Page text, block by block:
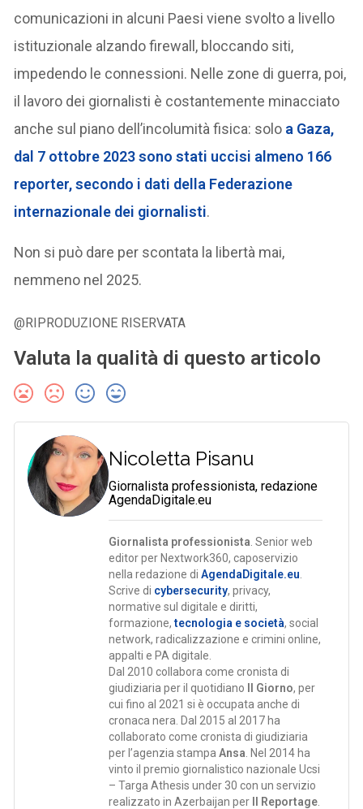
comunicazioni in alcuni Paesi viene svolto a livello
istituzionale alzando firewall, bloccando siti,
impedendo le connessioni. Nelle zone di guerra, poi,
il lavoro dei giornalisti è costantemente minacciato
anche sul piano dell’incolumità fisica: solo a Gaza,
dal 7 ottobre 2023 sono stati uccisi almeno 166
reporter, secondo i dati della Federazione
internazionale dei giornalisti.
Non si può dare per scontata la libertà mai,
nemmeno nel 2025.
@RIPRODUZIONE RISERVATA
Valuta la qualità di questo articolo
Nicoletta Pisanu
Giornalista professionista, redazione
AgendaDigitale.eu
Giornalista professionista . Senior web
editor per Nextwork360, caposervizio
nella redazione diAgendaDigitale.eu
Scrive di cybersecurity, privacy,
normative sul digitale e diritti,
formazione,tecnologia e società, social
network, radicalizzazione e crimini online,
appalti e PA digitale.
Dal 2010 collabora come cronista di
giudiziaria per il quotidiano
Il Giorno, per
cui fino al 2021 si è occupata anche di
cronaca nera. Dal 2015 al 2017 ha
collaborato come cronista di giudiziaria
per l’agenzia stampaAnsa . Nel 2014 ha
vinto il premio giornalistico nazionale Ucsi
– Targa Athesis under 30 con un servizio
realizzato in Azerbaijan per
Il Reportage